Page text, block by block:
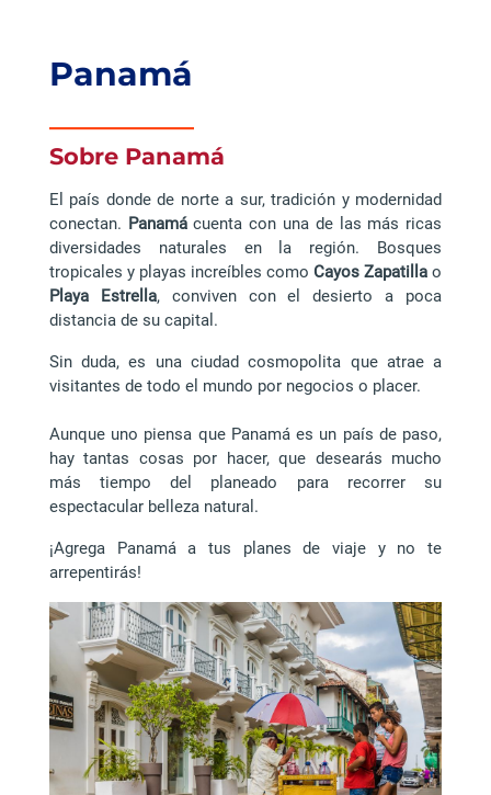
Panamá
Sobre Panamá
El país donde de norte a sur, tradición y modernidad
conectan. Panamácuenta con una de las más ricas
diversidades naturales en la región. Bosques
tropicales y playas increíbles comoCayos Zapatilla o
Playa Estrella, conviven con el desierto a poca
distancia de su capital.
Sin duda, es una ciudad cosmopolita que atrae a
visitantes de todo el mundo por negocios o placer.
Aunque uno piensa que Panamá es un país de paso,
hay tantas cosas por hacer, que desearás mucho
más tiempo del planeado para recorrer su
espectacular belleza natural.
¡Agrega Panamá a tus planes de viaje y no te
arrepentirás!